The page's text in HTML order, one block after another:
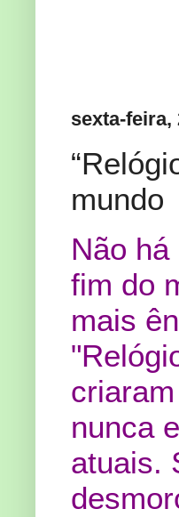
sexta-feira,
mundo
Não
fim do
mais
nunca
atuais.